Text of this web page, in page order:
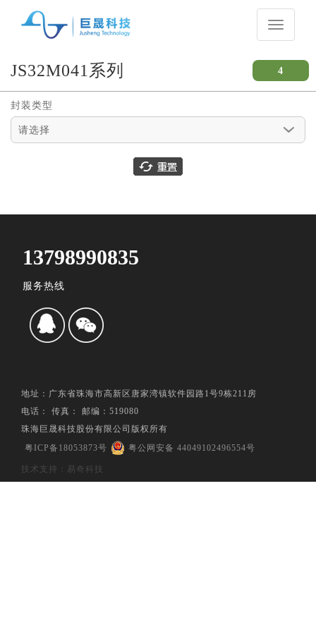
Toggle
JS32M041系列 4
封装类型
请选择
13798990835
服务热线
地址：广东省珠海市高新区唐家湾镇软件园路1号9栋211房
电话： 传真： 邮编：519080
珠海巨晟科技股份有限公司版权所有
粤ICP备18053873号
粤公网安备 44049102496554号
技术支持：易奇科技